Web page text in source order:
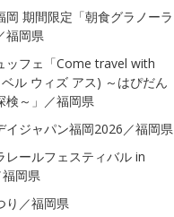
岡 期間限定「朝食グラノーラ
福岡県
ッフェ「Come travel with
ル ウィズ アス) ～はぴだん
検～」／福岡県
イジャパン福岡2026／福岡県
レールフェスティバル in
福岡県
り／福岡県